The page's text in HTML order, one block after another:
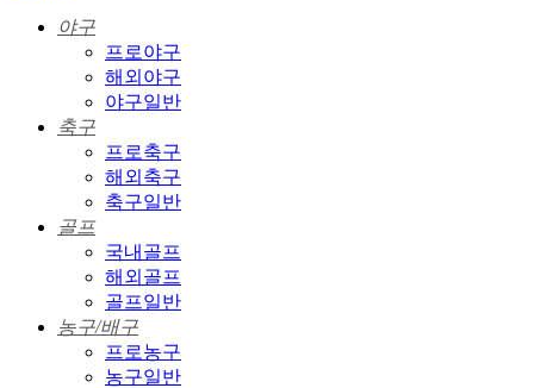
야구
프로야구
해외야구
야구일반
축구
프로축구
해외축구
축구일반
골프
국내골프
해외골프
골프일반
농구/배구
프로농구
농구일반